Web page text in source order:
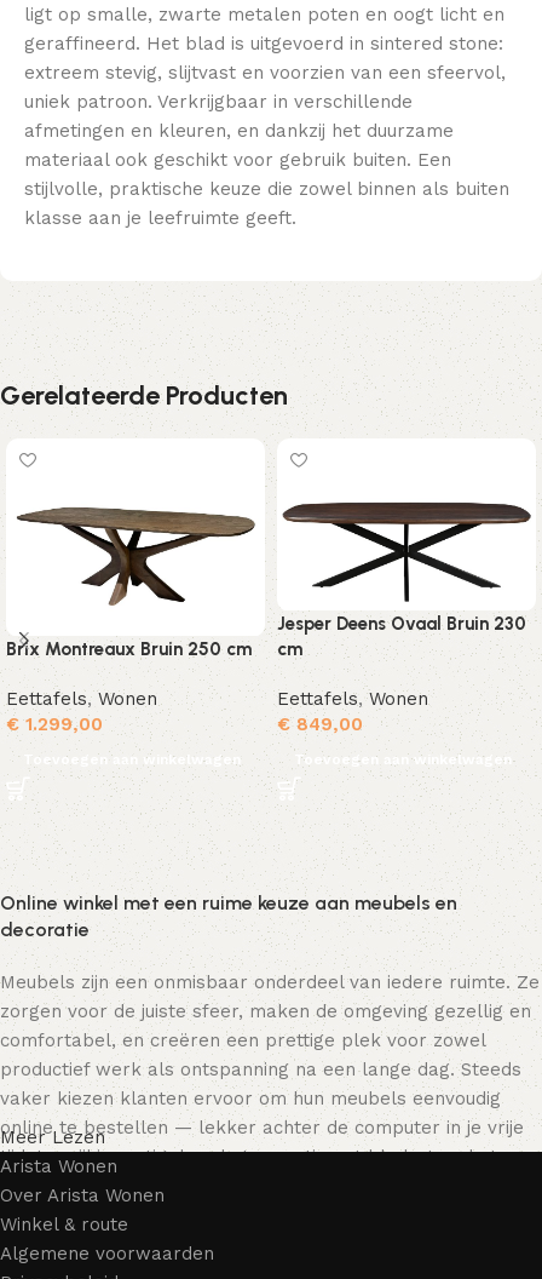
ligt op smalle, zwarte metalen poten en oogt licht en
geraffineerd. Het blad is uitgevoerd in sintered stone:
extreem stevig, slijtvast en voorzien van een sfeervol,
uniek patroon. Verkrijgbaar in verschillende
afmetingen en kleuren, en dankzij het duurzame
materiaal ook geschikt voor gebruik buiten. Een
stijlvolle, praktische keuze die zowel binnen als buiten
klasse aan je leefruimte geeft.
Gerelateerde Producten
Brix Montreaux Bruin 250 cm
Eettafels,Wonen
€1.299,00
Toevoegen aan winkelwagen
Jesper Deens Ovaal Bruin 230
cm
Eettafels,Wonen
€849,00
Toevoegen aan winkelwagen
Online winkel met een ruime keuze aan meubels en
decoratie
Meubels zijn een onmisbaar onderdeel van iedere ruimte. Ze
zorgen voor de juiste sfeer, maken de omgeving gezellig en
comfortabel, en creëren een prettige plek voor zowel
productief werk als ontspanning na een lange dag. Steeds
vaker kiezen klanten ervoor om hun meubels eenvoudig
online te bestellen — lekker achter de computer in je vrije
tijd, terwijl je rustig door het assortiment bladert en het
meubelstuk kiest dat bij je past. Onze online winkel biedt
een uitgebreide catalogus met meubels voor zowel thuis als
kantoor.
Meer Lezen
Arista Wonen
Over Arista Wonen
Winkel & route
Algemene voorwaarden